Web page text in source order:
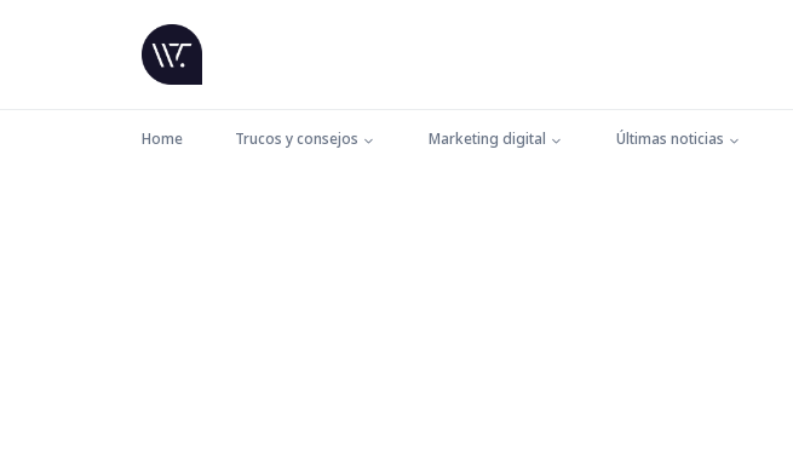
Home Trucos y consejos Marketing digital Últimas noticias